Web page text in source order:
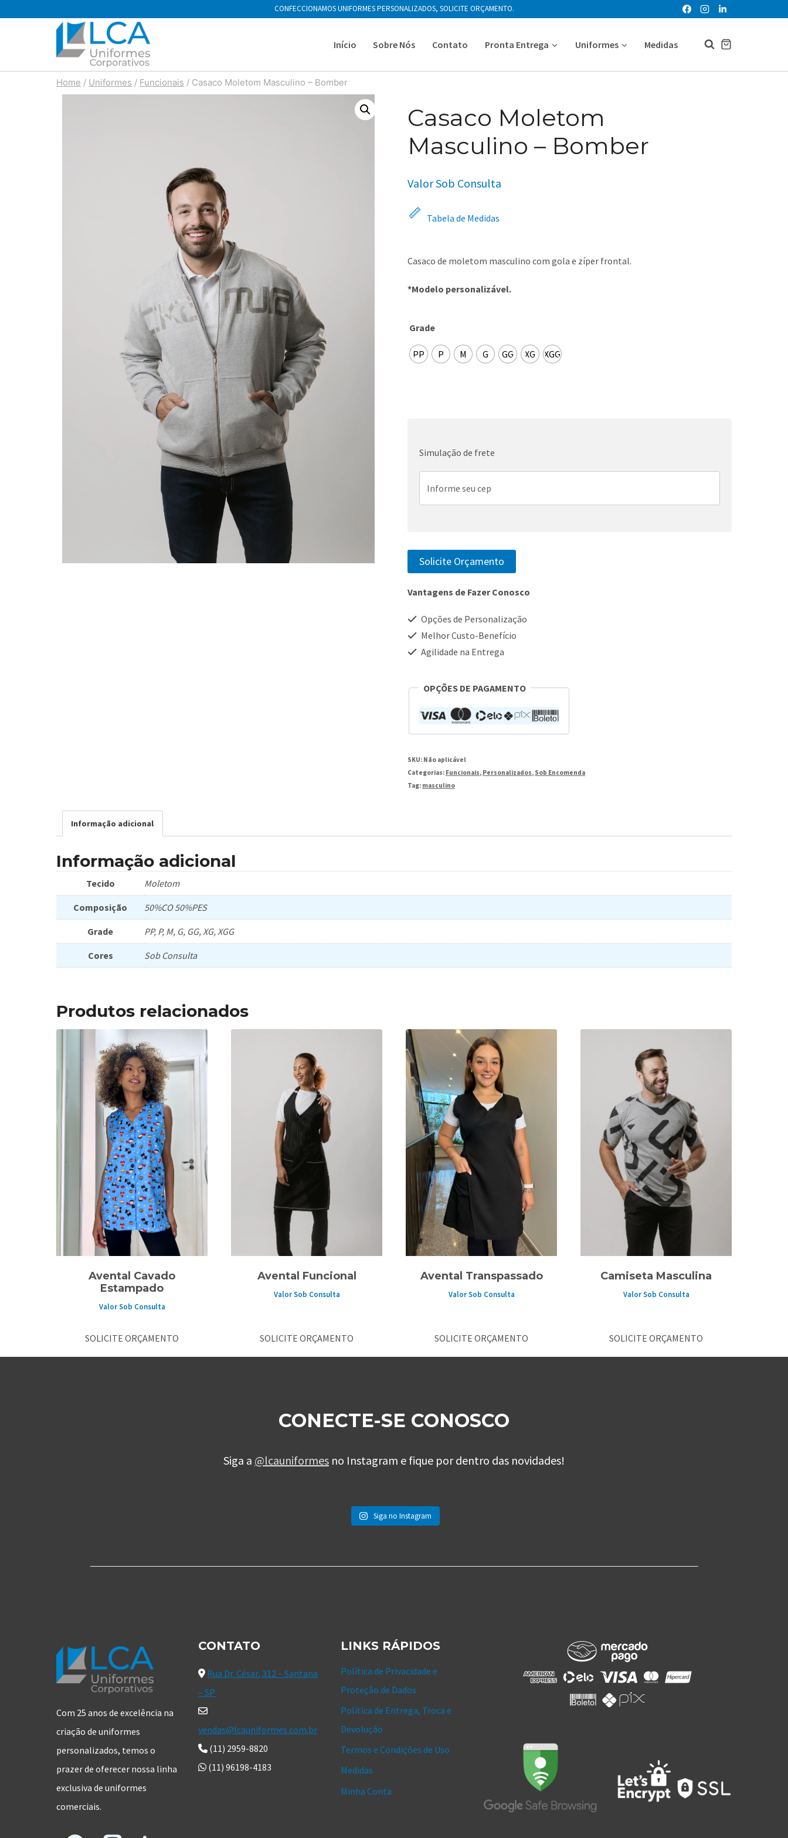
CONFECCIONAMOS UNIFORMES PERSONALIZADOS, SOLICITE ORÇAMENTO.
Início Sobre Nós Contato Pronta Entrega Uniformes Medidas
Home / Uniformes / Funcionais / Casaco Moletom Masculino – Bomber
Casaco Moletom
Masculino – Bomber
Valor Sob Consulta
Tabela de Medidas
Casaco de moletom masculino com gola e zíper frontal.
*Modelo personalizável.
Grade
PP P M G GG XG XGG
Simulação de frete
Solicite Orçamento
Vantagens de Fazer Conosco
Opções de Personalização
Melhor Custo-Benefício
Agilidade na Entrega
OPÇÕES DE PAGAMENTO
SKU: Não aplicável
Categorias: Funcionais, Personalizados, Sob Encomenda
Tag: masculino
Informação adicional
Informação adicional
Tecido Moletom
Composição 50%CO 50%PES
Grade PP, P, M, G, GG, XG, XGG
Cores Sob Consulta
Produtos relacionados
Avental Cavado
Estampado
Valor Sob Consulta
SOLICITE ORÇAMENTO
Avental Funcional
Valor Sob Consulta
SOLICITE ORÇAMENTO
Avental Transpassado
Valor Sob Consulta
SOLICITE ORÇAMENTO
Camiseta Masculina
Valor Sob Consulta
SOLICITE ORÇAMENTO
CONECTE-SE CONOSCO
Siga a @lcauniformes no Instagram e fique por dentro das novidades!
Siga no Instagram
Com 25 anos de excelência na
criação de uniformes
personalizados, temos o
prazer de oferecer nossa linha
exclusiva de uniformes
comerciais.
CONTATO
Rua Dr. César, 312 – Santana
– SP
vendas@lcauniformes.com.br
(11) 2959-8820
(11) 96198-4183
LINKS RÁPIDOS
Política de Privacidade e
Proteção de Dados
Política de Entrega, Troca e
Devolução
Termos e Condições de Uso
Medidas
Minha Conta